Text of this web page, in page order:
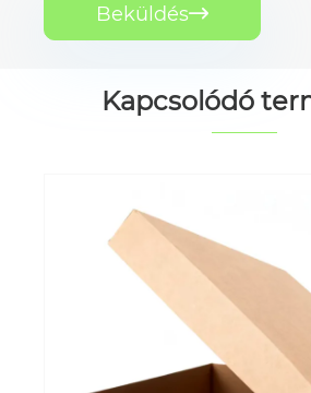
Beküldés
Kapcsolódó